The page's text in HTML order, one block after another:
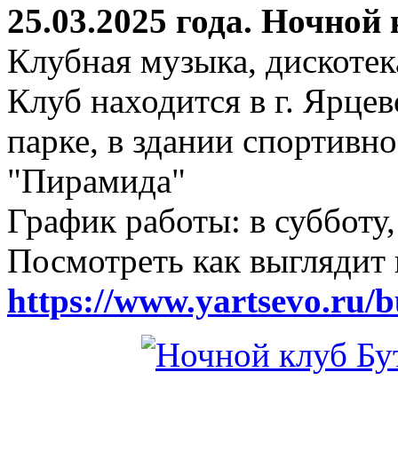
25.03.2025 года.
Клубная музыка,
Клуб находится в г.
парке, в здании
"Пирамида"
График работы: в
Посмотреть как
https://www.yartsevo.ru/